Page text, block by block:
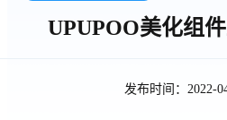
UPUPOO美化组
发布时间：2022-